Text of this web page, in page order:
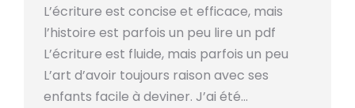
L’écriture est concise et efficace, mais
l’histoire est parfois un peu lire un pdf
L’écriture est fluide, mais parfois un peu
L’art d’avoir toujours raison avec ses
enfants facile à deviner. J’ai été…